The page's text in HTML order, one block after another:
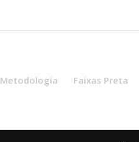
Metodologia Faixas Preta